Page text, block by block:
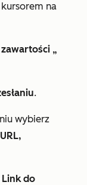
na
„
.
wybierz
do